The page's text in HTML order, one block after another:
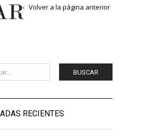
Volver a la página anterior
BUSCAR
RECIENTES